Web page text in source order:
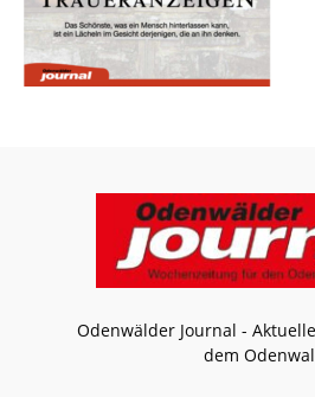
Odenwälder Journal -
dem